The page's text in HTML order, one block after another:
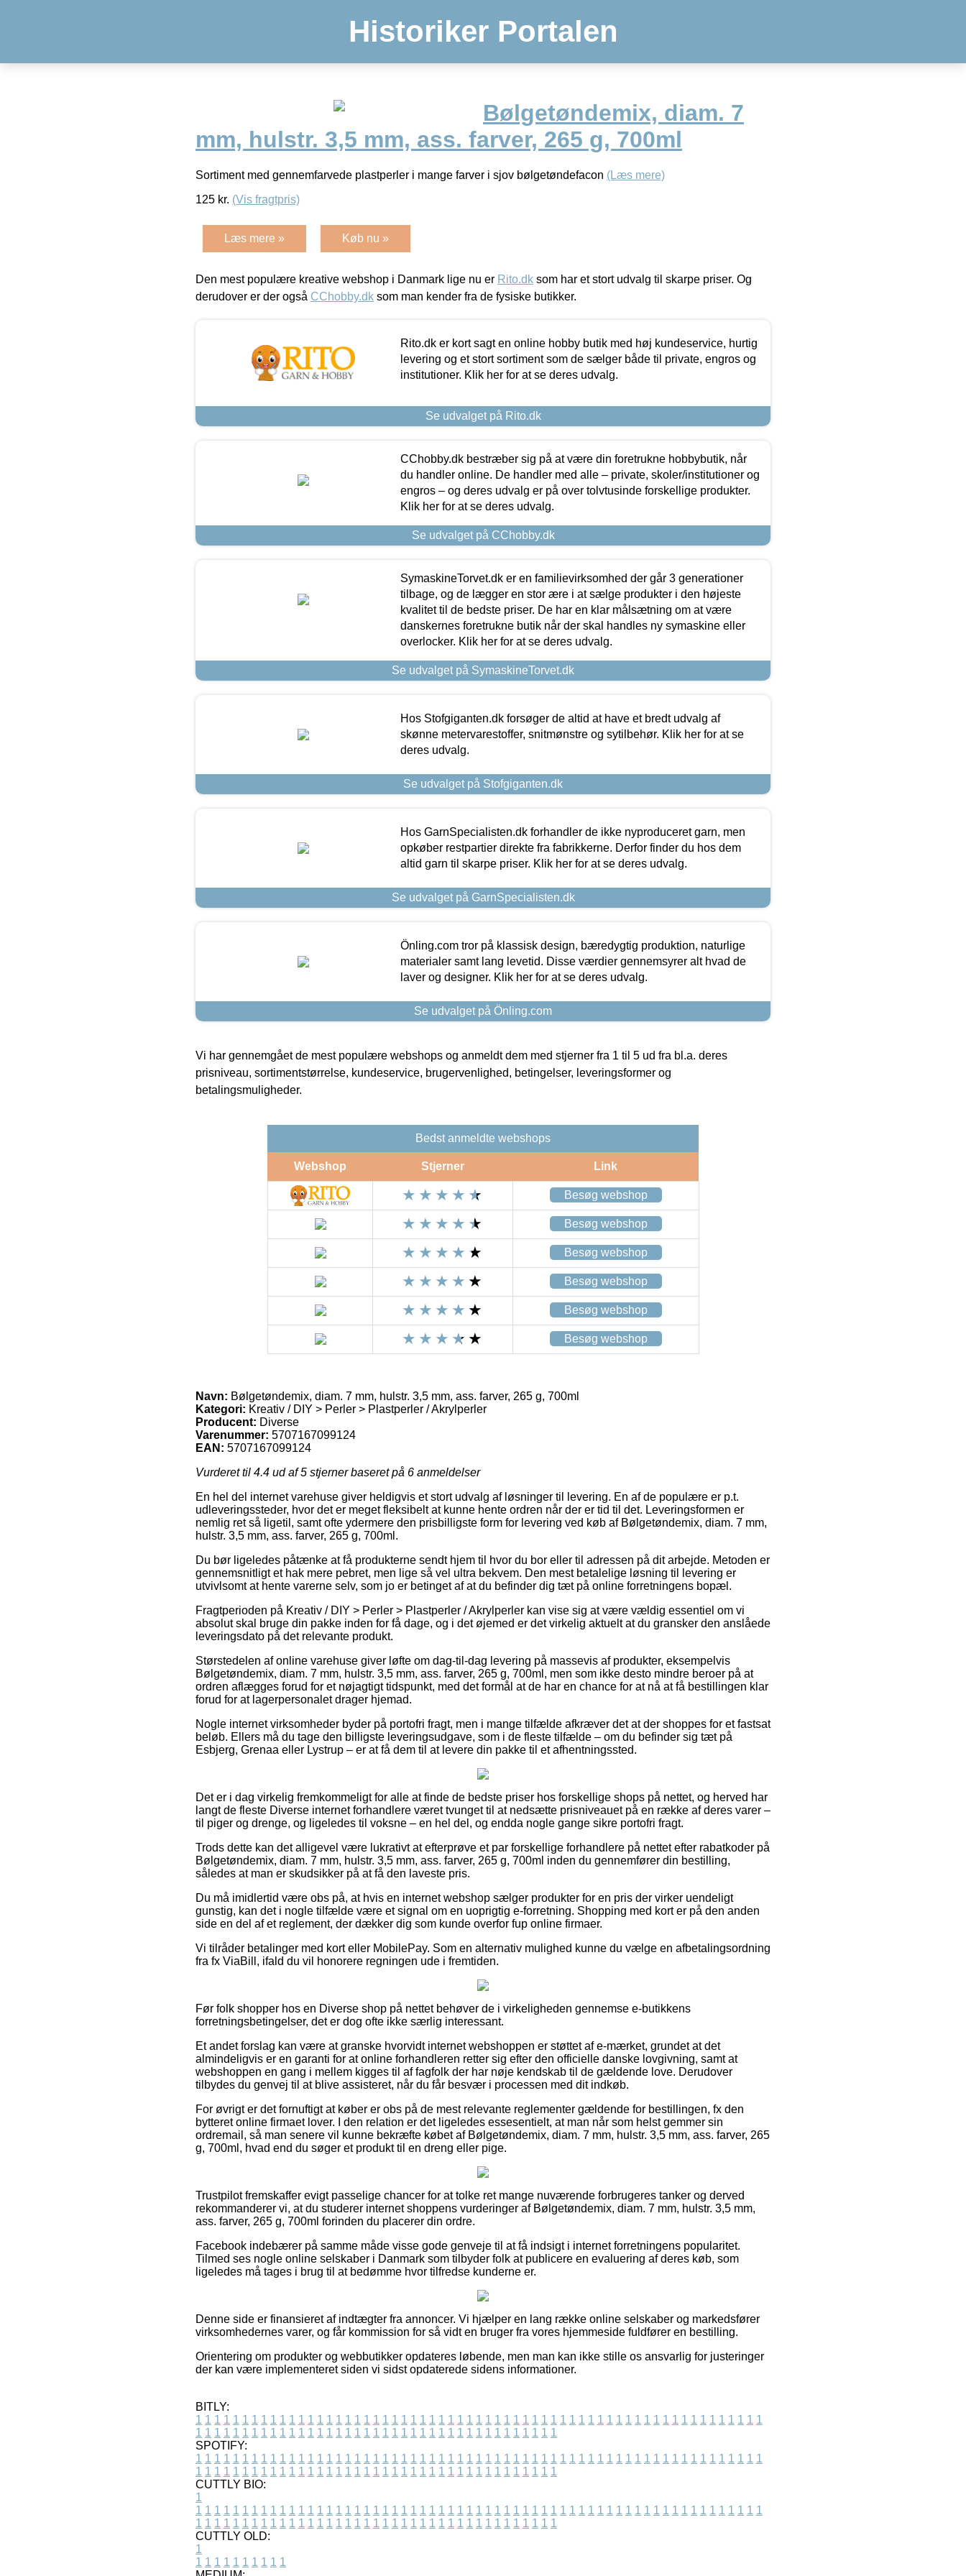
Historiker Portalen
Bølgetøndemix, diam. 7
mm, hulstr. 3,5 mm, ass. farver, 265 g, 700ml
Sortiment med gennemfarvede plastperler i mange farver i sjov bølgetøndefacon (Læs mere)
125 kr. (Vis fragtpris)
Læs mere » Køb nu »
Den mest populære kreative webshop i Danmark lige nu er Rito.dk som har et stort udvalg til skarpe priser. Og
derudover er der også CChobby.dk som man kender fra de fysiske butikker.
Rito.dk er kort sagt en online hobby butik med høj kundeservice, hurtig
levering og et stort sortiment som de sælger både til private, engros og
institutioner. Klik her for at se deres udvalg.
Se udvalget på Rito.dk
CChobby.dk bestræber sig på at være din foretrukne hobbybutik, når
du handler online. De handler med alle – private, skoler/institutioner og
engros – og deres udvalg er på over tolvtusinde forskellige produkter.
Klik her for at se deres udvalg.
Se udvalget på CChobby.dk
SymaskineTorvet.dk er en familievirksomhed der går 3 generationer
tilbage, og de lægger en stor ære i at sælge produkter i den højeste
kvalitet til de bedste priser. De har en klar målsætning om at være
danskernes foretrukne butik når der skal handles ny symaskine eller
overlocker. Klik her for at se deres udvalg.
Se udvalget på SymaskineTorvet.dk
Hos Stofgiganten.dk forsøger de altid at have et bredt udvalg af
skønne metervarestoffer, snitmønstre og sytilbehør. Klik her for at se
deres udvalg.
Se udvalget på Stofgiganten.dk
Hos GarnSpecialisten.dk forhandler de ikke nyproduceret garn, men
opkøber restpartier direkte fra fabrikkerne. Derfor finder du hos dem
altid garn til skarpe priser. Klik her for at se deres udvalg.
Se udvalget på GarnSpecialisten.dk
Önling.com tror på klassisk design, bæredygtig produktion, naturlige
materialer samt lang levetid. Disse værdier gennemsyrer alt hvad de
laver og designer. Klik her for at se deres udvalg.
Se udvalget på Önling.com
Vi har gennemgået de mest populære webshops og anmeldt dem med stjerner fra 1 til 5 ud fra bl.a. deres
prisniveau, sortimentstørrelse, kundeservice, brugervenlighed, betingelser, leveringsformer og
betalingsmuligheder.
Bedst anmeldte webshops
Webshop Stjerner Link
Besøg webshop
Besøg webshop
Besøg webshop
Besøg webshop
Besøg webshop
Besøg webshop
Navn: Bølgetøndemix, diam. 7 mm, hulstr. 3,5 mm, ass. farver, 265 g, 700ml
Kategori: Kreativ / DIY > Perler > Plastperler / Akrylperler
Producent: Diverse
Varenummer: 5707167099124
EAN: 5707167099124
Vurderet til 4.4 ud af 5 stjerner baseret på 6 anmeldelser
En hel del internet varehuse giver heldigvis et stort udvalg af løsninger til levering. En af de populære er p.t.
udleveringssteder, hvor det er meget fleksibelt at kunne hente ordren når der er tid til det. Leveringsformen er
nemlig ret så ligetil, samt ofte ydermere den prisbilligste form for levering ved køb af Bølgetøndemix, diam. 7 mm,
hulstr. 3,5 mm, ass. farver, 265 g, 700ml.
Du bør ligeledes påtænke at få produkterne sendt hjem til hvor du bor eller til adressen på dit arbejde. Metoden er
gennemsnitligt et hak mere pebret, men lige så vel ultra bekvem. Den mest betalelige løsning til levering er
utvivlsomt at hente varerne selv, som jo er betinget af at du befinder dig tæt på online forretningens bopæl.
Fragtperioden på Kreativ / DIY > Perler > Plastperler / Akrylperler kan vise sig at være vældig essentiel om vi
absolut skal bruge din pakke inden for få dage, og i det øjemed er det virkelig aktuelt at du gransker den anslåede
leveringsdato på det relevante produkt.
Størstedelen af online varehuse giver løfte om dag-til-dag levering på massevis af produkter, eksempelvis
Bølgetøndemix, diam. 7 mm, hulstr. 3,5 mm, ass. farver, 265 g, 700ml, men som ikke desto mindre beroer på at
ordren aflægges forud for et nøjagtigt tidspunkt, med det formål at de har en chance for at nå at få bestillingen klar
forud for at lagerpersonalet drager hjemad.
Nogle internet virksomheder byder på portofri fragt, men i mange tilfælde afkræver det at der shoppes for et fastsat
beløb. Ellers må du tage den billigste leveringsudgave, som i de fleste tilfælde – om du befinder sig tæt på
Esbjerg, Grenaa eller Lystrup – er at få dem til at levere din pakke til et afhentningssted.
Det er i dag virkelig fremkommeligt for alle at finde de bedste priser hos forskellige shops på nettet, og herved har
langt de fleste Diverse internet forhandlere været tvunget til at nedsætte prisniveauet på en række af deres varer –
til piger og drenge, og ligeledes til voksne – en hel del, og endda nogle gange sikre portofri fragt.
Trods dette kan det alligevel være lukrativt at efterprøve et par forskellige forhandlere på nettet efter rabatkoder på
Bølgetøndemix, diam. 7 mm, hulstr. 3,5 mm, ass. farver, 265 g, 700ml inden du gennemfører din bestilling,
således at man er skudsikker på at få den laveste pris.
Du må imidlertid være obs på, at hvis en internet webshop sælger produkter for en pris der virker uendeligt
gunstig, kan det i nogle tilfælde være et signal om en uoprigtig e-forretning. Shopping med kort er på den anden
side en del af et reglement, der dækker dig som kunde overfor fup online firmaer.
Vi tilråder betalinger med kort eller MobilePay. Som en alternativ mulighed kunne du vælge en afbetalingsordning
fra fx ViaBill, ifald du vil honorere regningen ude i fremtiden.
Før folk shopper hos en Diverse shop på nettet behøver de i virkeligheden gennemse e-butikkens
forretningsbetingelser, det er dog ofte ikke særlig interessant.
Et andet forslag kan være at granske hvorvidt internet webshoppen er støttet af e-mærket, grundet at det
almindeligvis er en garanti for at online forhandleren retter sig efter den officielle danske lovgivning, samt at
webshoppen en gang i mellem kigges til af fagfolk der har nøje kendskab til de gældende love. Derudover
tilbydes du genvej til at blive assisteret, når du får besvær i processen med dit indkøb.
For øvrigt er det fornuftigt at køber er obs på de mest relevante reglementer gældende for bestillingen, fx den
bytteret online firmaet lover. I den relation er det ligeledes essesentielt, at man når som helst gemmer sin
ordremail, så man senere vil kunne bekræfte købet af Bølgetøndemix, diam. 7 mm, hulstr. 3,5 mm, ass. farver, 265
g, 700ml, hvad end du søger et produkt til en dreng eller pige.
Trustpilot fremskaffer evigt passelige chancer for at tolke ret mange nuværende forbrugeres tanker og derved
rekommanderer vi, at du studerer internet shoppens vurderinger af Bølgetøndemix, diam. 7 mm, hulstr. 3,5 mm,
ass. farver, 265 g, 700ml forinden du placerer din ordre.
Facebook indebærer på samme måde visse gode genveje til at få indsigt i internet forretningens popularitet.
Tilmed ses nogle online selskaber i Danmark som tilbyder folk at publicere en evaluering af deres køb, som
ligeledes må tages i brug til at bedømme hvor tilfredse kunderne er.
Denne side er finansieret af indtægter fra annoncer. Vi hjælper en lang række online selskaber og markedsfører
virksomhedernes varer, og får kommission for så vidt en bruger fra vores hjemmeside fuldfører en bestilling.
Orientering om produkter og webbutikker opdateres løbende, men man kan ikke stille os ansvarlig for justeringer
der kan være implementeret siden vi sidst opdaterede sidens informationer.
BITLY:
1 1 1 1 1 1 1 1 1 1 1 1 1 1 1 1 1 1 1 1 1 1 1 1 1 1 1 1 1 1 1 1 1 1 1 1 1 1 1 1 1 1 1 1 1 1 1 1 1 1 1 1 1 1 1 1 1 1 1 1 1
1 1 1 1 1 1 1 1 1 1 1 1 1 1 1 1 1 1 1 1 1 1 1 1 1 1 1 1 1 1 1 1 1 1 1 1 1 1 1
SPOTIFY:
1 1 1 1 1 1 1 1 1 1 1 1 1 1 1 1 1 1 1 1 1 1 1 1 1 1 1 1 1 1 1 1 1 1 1 1 1 1 1 1 1 1 1 1 1 1 1 1 1 1 1 1 1 1 1 1 1 1 1 1 1
1 1 1 1 1 1 1 1 1 1 1 1 1 1 1 1 1 1 1 1 1 1 1 1 1 1 1 1 1 1 1 1 1 1 1 1 1 1 1
CUTTLY BIO:
1
1 1 1 1 1 1 1 1 1 1 1 1 1 1 1 1 1 1 1 1 1 1 1 1 1 1 1 1 1 1 1 1 1 1 1 1 1 1 1 1 1 1 1 1 1 1 1 1 1 1 1 1 1 1 1 1 1 1 1 1 1
1 1 1 1 1 1 1 1 1 1 1 1 1 1 1 1 1 1 1 1 1 1 1 1 1 1 1 1 1 1 1 1 1 1 1 1 1 1 1
CUTTLY OLD:
1
1 1 1 1 1 1 1 1 1 1